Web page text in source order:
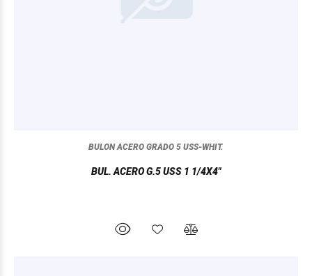
BULON ACERO GRADO 5 USS-WHIT.
BUL. ACERO G.5 USS 1 1/4X4"